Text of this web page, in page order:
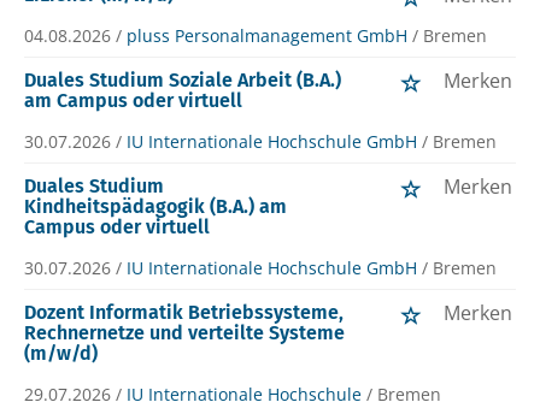
04.08.2026 / pluss Personalmanagement GmbH / Bremen
Duales Studium Soziale Arbeit (B.A.)
am Campus oder virtuell
Merken
30.07.2026 / IU Internationale Hochschule GmbH / Bremen
Duales Studium
Kindheitspädagogik (B.A.) am
Campus oder virtuell
Merken
30.07.2026 / IU Internationale Hochschule GmbH / Bremen
Dozent Informatik Betriebssysteme,
Rechnernetze und verteilte Systeme
(m/w/d)
Merken
29.07.2026 / IU Internationale Hochschule / Bremen